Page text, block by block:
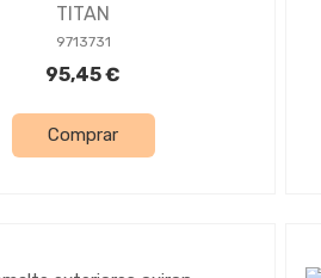
TITAN
9713731
95,45 €
Comprar